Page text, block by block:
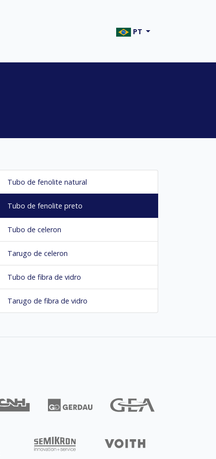
PT
Tubo de fenolite natural
Tubo de fenolite preto
Tubo de celeron
Tarugo de celeron
Tubo de fibra de vidro
Tarugo de fibra de vidro